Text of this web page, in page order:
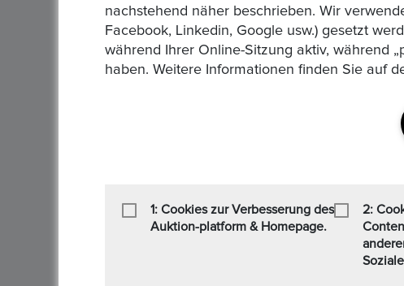
Art des Verkäufers :Privatverkäufer
Art der Steuer : Keine zusätzliche Steuer
Sendung :DHL,Hermes
nachstehend näher beschrieben. Wir
Facebook, Linkedin, Google usw.) gesetzt
während Ihrer Online-Sitzung aktiv, während
haben. Weitere Informationen finden Sie auf
1: Cookies zur Verbesserung des
Auktion-platform & Homepage.
2: